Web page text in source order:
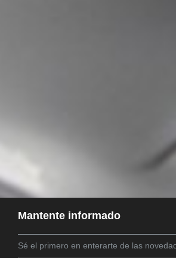
Mantente informado
Sé el primero en enterarte de las